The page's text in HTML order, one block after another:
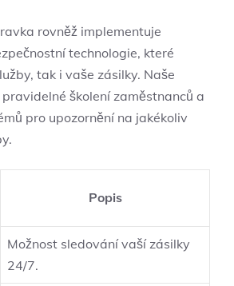
rovněž implementuje
technologie, které
tak i vaše zásilky. Naše
školení zaměstnanců a
pro upozornění na jakékoliv
Popis
Možnost sledování vaší zásilky
24/7.